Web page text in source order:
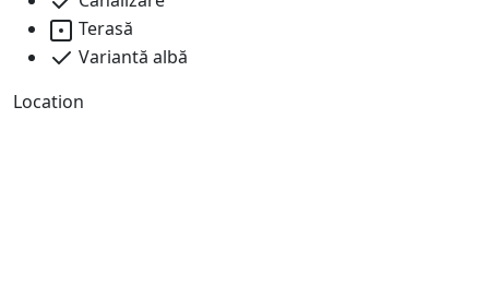
Terasă
Variantă albă
Location